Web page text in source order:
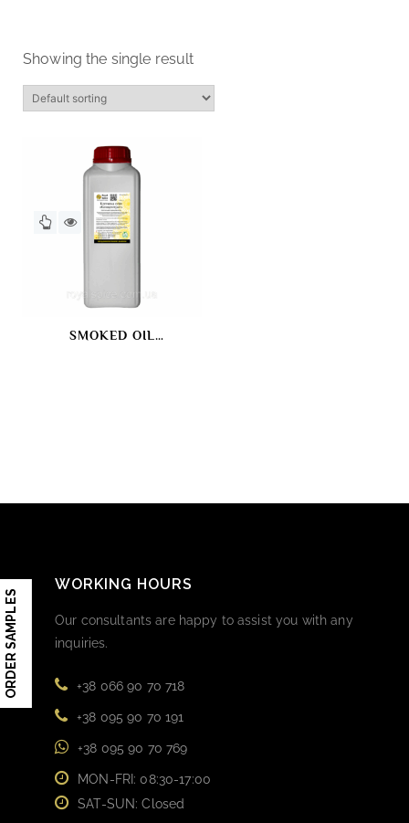
ORDER SAMPLES
Showing the single result
SMOKED OIL
WORKING HOURS
Our consultants are happy to assist you with any
inquiries.
+38 066 90 70 718
+38 095 90 70 191
+38 095 90 70 769
MON-FRI: 08:30-17:00
SAT-SUN: Closed